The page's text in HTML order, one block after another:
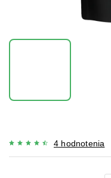
4 hodnotenia